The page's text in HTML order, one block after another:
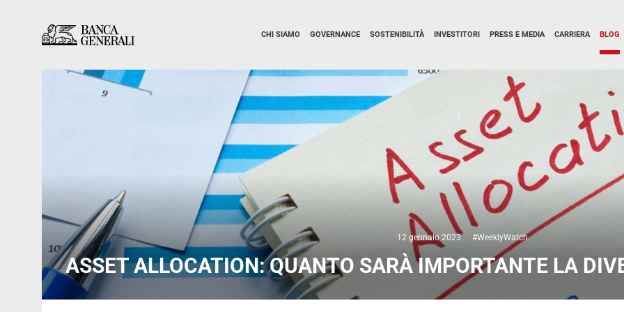
CHI SIAMO GOVERNANCE SOSTENIBILITÀ INVESTITORI PRESS E MEDIA CARRIERA BLOG
12 gennaio 2023 #WeeklyWatch
ASSET ALLOCATION: QUANTO SARÀ IMPORTANTE LA